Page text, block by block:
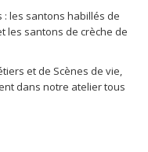
les santons habillés de
les santons de crèche de
et de Scènes de vie,
dans notre atelier tous